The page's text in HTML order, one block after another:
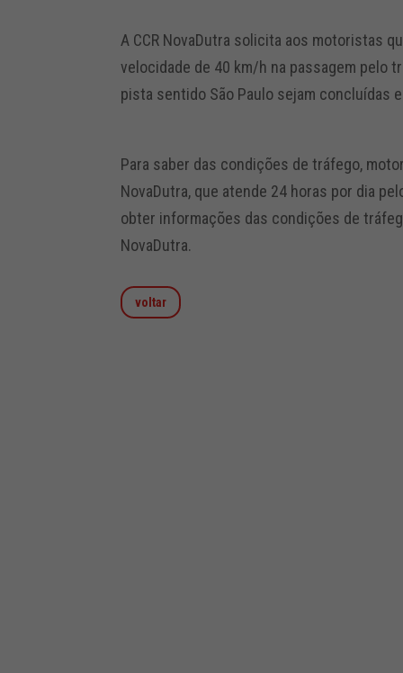
A CCR NovaDutra solicita aos motoristas
velocidade de 40 km/h na passagem pelo
pista sentido São Paulo sejam concluídas
Para saber das condições de tráfego,
NovaDutra, que atende 24 horas por dia
obter informações das condições de
NovaDutra.
voltar